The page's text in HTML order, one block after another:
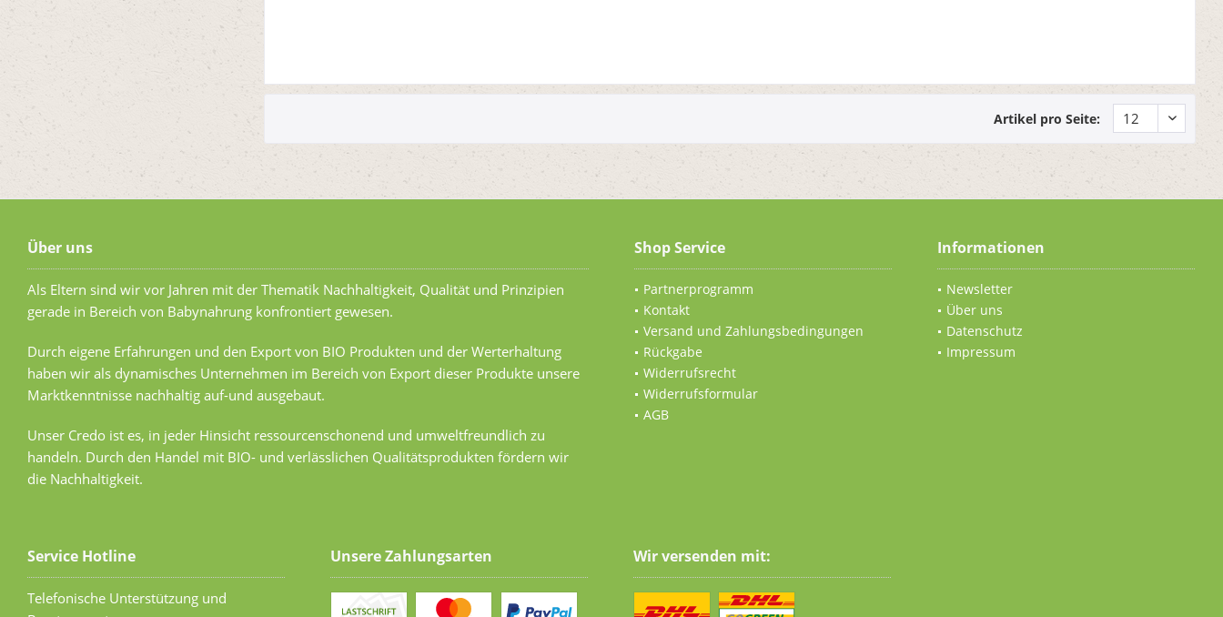
Artikel pro Seite:
Über uns
Als Eltern sind wir vor Jahren mit der Thematik Nachhaltigkeit, Qualität und Prinzipien
gerade in Bereich von Babynahrung konfrontiert gewesen.
Durch eigene Erfahrungen und den Export von BIO Produkten und der Werterhaltung
haben wir als dynamisches Unternehmen im Bereich von Export dieser Produkte unsere
Marktkenntnisse nachhaltig auf-und ausgebaut.
Unser Credo ist es, in jeder Hinsicht ressourcenschonend und umweltfreundlich zu
handeln. Durch den Handel mit BIO- und verlässlichen Qualitätsprodukten fördern wir
die Nachhaltigkeit.
Shop Service
Partnerprogramm
Kontakt
Versand und Zahlungsbedingungen
Rückgabe
Widerrufsrecht
Widerrufsformular
AGB
Informationen
Newsletter
Über uns
Datenschutz
Impressum
Service Hotline
Telefonische Unterstützung und
Unsere Zahlungsarten Wir versenden mit: